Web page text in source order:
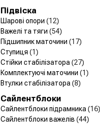
Підвіска
Шарові опори (12)
Важелі та тяги (54)
Підшипник маточини (17)
Ступиця (1)
Стійки стабілізатора (27)
Комплектуючі маточини (1)
Втулки стабілізатора (8)
Сайлентблоки
Сайлентблоки підрамника (16)
Сайлентблоки важелів (44)